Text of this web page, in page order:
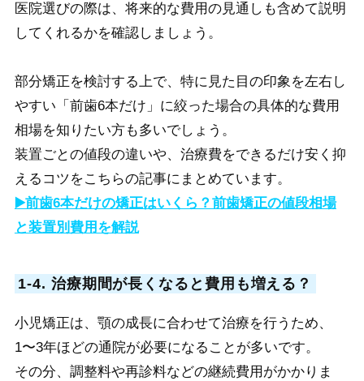
医院選びの際は、将来的な費用の見通しも含めて説明
してくれるかを確認しましょう。
部分矯正を検討する上で、特に見た目の印象を左右し
やすい「前歯6本だけ」に絞った場合の具体的な費用
相場を知りたい方も多いでしょう。
装置ごとの値段の違いや、治療費をできるだけ安く抑
えるコツをこちらの記事にまとめています。
▶️前歯6本だけの矯正はいくら？前歯矯正の値段相場
と装置別費用を解説
1-4. 治療期間が長くなると費用も増える？
小児矯正は、顎の成長に合わせて治療を行うため、
1〜3年ほどの通院が必要になることが多いです。
その分、調整料や再診料などの継続費用がかかりま